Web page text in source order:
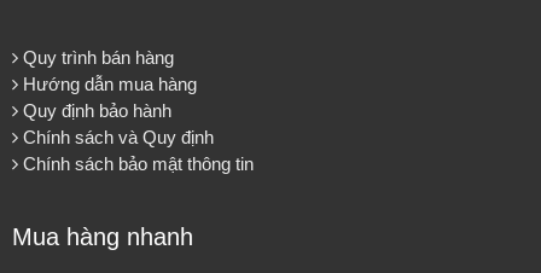
Quy trình bán hàng
Hướng dẫn mua hàng
Quy định bảo hành
Chính sách và Quy định
Chính sách bảo mật thông tin
Mua hàng nhanh